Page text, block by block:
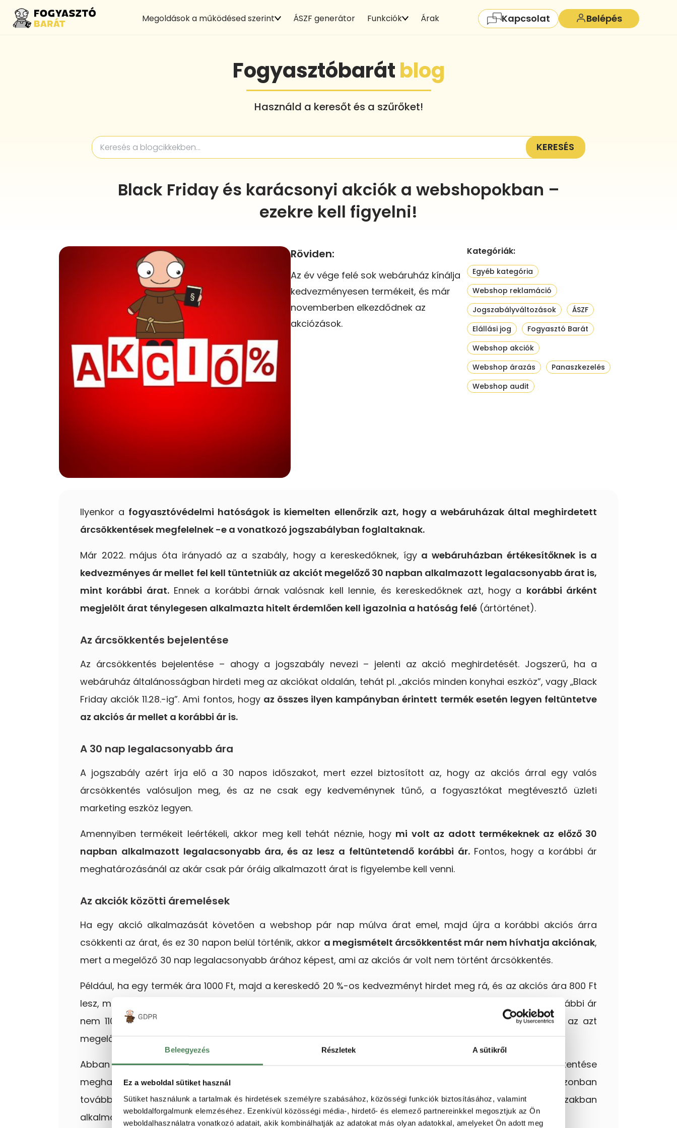
Beleegyezés Részletek A sütikről
Ez a weboldal sütiket használ
Sütiket használunk a tartalmak és hirdetések személyre szabásához, közösségi funkciók biztosításához, valamint
weboldalforgalmunk elemzéséhez. Ezenkívül közösségi média-, hirdető- és elemező partnereinkkel megosztjuk az Ön
weboldalhasználatra vonatkozó adatait, akik kombinálhatják az adatokat más olyan adatokkal, amelyeket Ön adott meg
Megoldások a működésed szerint ÁSZF generátor Funkciók Árak Kapcsolat Belépés
Fogyasztóbarátblog
Használd a keresőt és a szűrőket!
KERESÉS
Black Friday és karácsonyi akciók a webshopokban –
ezekre kell figyelni!
Röviden:
Az év vége felé sok webáruház kínálja
kedvezményesen termékeit, és már
novemberben elkezdődnek az
akciózások.
Kategóriák:
Egyéb kategória
Webshop reklamáció
Jogszabályváltozások
ÁSZF
Elállási jog
Fogyasztó Barát
Webshop akciók
Webshop árazás
Panaszkezelés
Webshop audit
Ilyenkor a fogyasztóvédelmi hatóságok is kiemelten ellenőrzik azt, hogy a webáruházak által meghirdetett
árcsökkentések megfelelnek -e a vonatkozó jogszabályban foglaltaknak.
Már 2022. május óta irányadó az a szabály, hogy a kereskedőknek, így a webáruházban értékesítőknek is a
kedvezményes ár mellet fel kell tüntetniük az akciót megelőző 30 napban alkalmazott legalacsonyabb árat is,
mint korábbi árat.Ennek a korábbi árnak valósnak kell lennie, és kereskedőknek azt, hogy a korábbi árként
megjelölt árat ténylegesen alkalmazta hitelt érdemlően kell igazolnia a hatóság felé (ártörténet).
Az árcsökkentés bejelentése
Az árcsökkentés bejelentése – ahogy a jogszabály nevezi – jelenti az akció meghirdetését. Jogszerű, ha a
webáruház általánosságban hirdeti meg az akciókat oldalán, tehát pl. „akciós minden konyhai eszköz”, vagy „Black
Friday akciók 11.28.-ig”. Ami fontos, hogy az összes ilyen kampányban érintett termék esetén legyen feltüntetve
az akciós ár mellet a korábbi ár is.
A 30 nap legalacsonyabb ára
A jogszabály azért írja elő a 30 napos időszakot, mert ezzel biztosított az, hogy az akciós árral egy valós
árcsökkentés valósuljon meg, és az ne csak egy kedveménynek tűnő, a fogyasztókat megtévesztő üzleti
marketing eszköz legyen.
Amennyiben termékeit leértékeli, akkor meg kell tehát néznie, hogy mi volt az adott termékeknek az előző 30
napban alkalmazott legalacsonyabb ára, és az lesz a feltüntetendő korábbi ár. Fontos, hogy a korábbi ár
meghatározásánál az akár csak pár óráig alkalmazott árat is figyelembe kell venni.
Az akciók közötti áremelések
Ha egy akció alkalmazását követően a webshop pár nap múlva árat emel, majd újra a korábbi akciós árra
csökkenti az árat, és ez 30 napon belül történik, akkor a megismételt árcsökkentést már nem hívhatja akciónak,
mert a megelőző 30 nap legalacsonyabb árához képest, ami az akciós ár volt nem történt árcsökkentés.
Például, ha egy termék ára 1000 Ft, majd a kereskedő 20 %-os kedvezményt hirdet meg rá, és az akciós ára 800 Ft
lesz, majd a termék árát felemeli 1100 Ft ra és ismét csökkenti, de most 700 Ft-ra, akkor lényegében a korábbi ár
nem 1100 Ft lesz, hanem a korábbi akciós ár, azaz a 800 Ft, mivel az ismételt árcsökkentéshez képest az azt
megelőző 30 napban a legalacsonyabb ár 800 forint volt, nem pedig 1100 Ft.
Abban az esetben viszont, ha az üzlet 30 napon belül, egy áremelést követően megismételt árcsökkentése
meghaladja az előző árcsökkentés mértékét, úgy ezt már jogszerűen nevezheti akciónak. Ennek mértéke azonban
továbbra is a megelőző 30 nap legalacsonyabb árához igazodik, amelyben benne van az előző időszakban
alkalmazott akciós ár is.